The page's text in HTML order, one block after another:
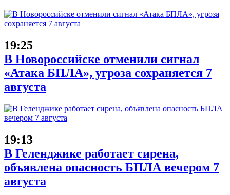
19:25
В Новороссийске отменили сигнал
«Атака БПЛА», угроза сохраняется 7
августа
19:13
В Геленджике работает сирена,
объявлена опасность БПЛА вечером 7
августа